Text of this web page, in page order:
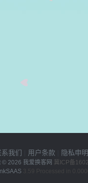
我们 用户条款 隐私申明
© 2026 我爱换客网 冀ICP备
3.59 Processed in